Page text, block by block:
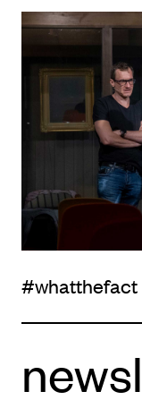
#whatthefact